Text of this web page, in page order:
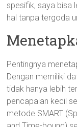
spesifik, saya bisa
hal tanpa tergoda
Pentingnya
Dengan memiliki
tidak hanya lebih
pencapaian kecil
metode SMART